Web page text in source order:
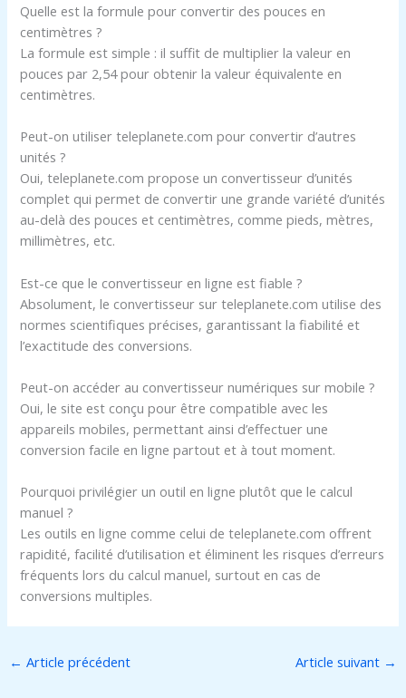
Quelle est la formule pour convertir des pouces en
centimètres ?
La formule est simple : il suffit de multiplier la valeur en
pouces par 2,54 pour obtenir la valeur équivalente en
centimètres.
Peut-on utiliser teleplanete.com pour convertir d’autres
unités ?
Oui, teleplanete.com propose un convertisseur d’unités
complet qui permet de convertir une grande variété d’unités
au-delà des pouces et centimètres, comme pieds, mètres,
millimètres, etc.
Est-ce que le convertisseur en ligne est fiable ?
Absolument, le convertisseur sur teleplanete.com utilise des
normes scientifiques précises, garantissant la fiabilité et
l’exactitude des conversions.
Peut-on accéder au convertisseur numériques sur mobile ?
Oui, le site est conçu pour être compatible avec les
appareils mobiles, permettant ainsi d’effectuer une
conversion facile en ligne partout et à tout moment.
Pourquoi privilégier un outil en ligne plutôt que le calcul
manuel ?
Les outils en ligne comme celui de teleplanete.com offrent
rapidité, facilité d’utilisation et éliminent les risques d’erreurs
fréquents lors du calcul manuel, surtout en cas de
conversions multiples.
← Article précédent Article suivant →